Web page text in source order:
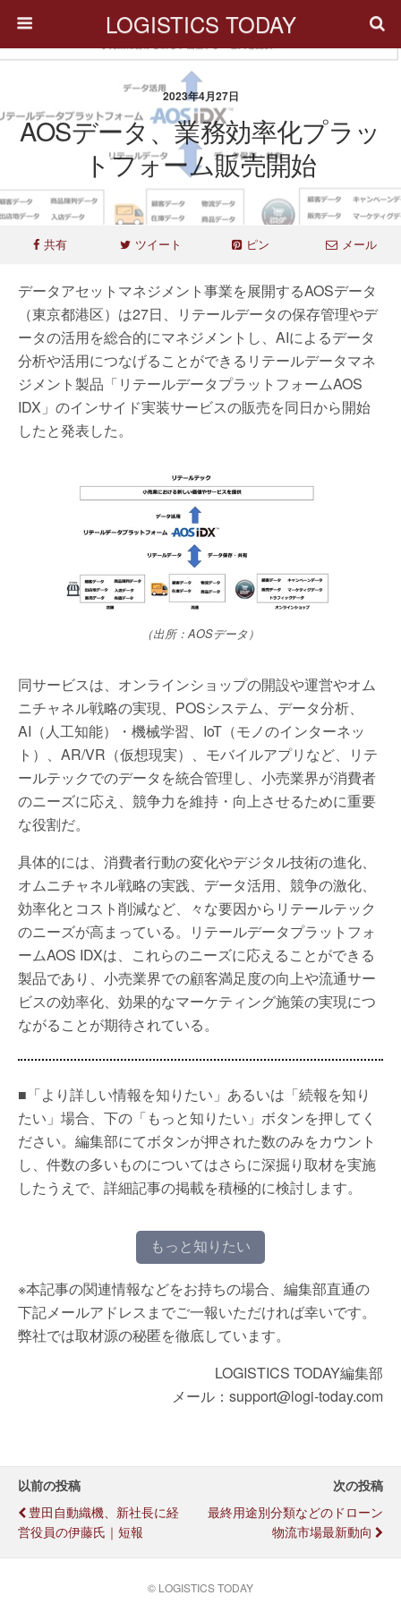
LOGISTICS TODAY
2023年4月27日
AOSデータ、業務効率化プラッ
トフォーム販売開始
共有 ツイート ピン メール
データアセットマネジメント事業を展開するAOSデータ
（東京都港区）は27日、リテールデータの保存管理やデ
ータの活用を総合的にマネジメントし、AIによるデータ
分析や活用につなげることができるリテールデータマネ
ジメント製品「リテールデータプラットフォームAOS
IDX」のインサイド実装サービスの販売を同日から開始
したと発表した。
（出所：AOSデータ）
同サービスは、オンラインショップの開設や運営やオム
ニチャネル戦略の実現、POSシステム、データ分析、
AI（人工知能）・機械学習、IoT（モノのインターネッ
ト）、AR/VR（仮想現実）、モバイルアプリなど、リテ
ールテックでのデータを統合管理し、小売業界が消費者
のニーズに応え、競争力を維持・向上させるために重要
な役割だ。
具体的には、消費者行動の変化やデジタル技術の進化、
オムニチャネル戦略の実践、データ活用、競争の激化、
効率化とコスト削減など、々な要因からリテールテック
のニーズが高まっている。リテールデータプラットフォ
ームAOS IDXは、これらのニーズに応えることができる
製品であり、小売業界での顧客満足度の向上や流通サー
ビスの効率化、効果的なマーケティング施策の実現につ
ながることが期待されている。
■「より詳しい情報を知りたい」あるいは「続報を知り
たい」場合、下の「もっと知りたい」ボタンを押してく
ださい。編集部にてボタンが押された数のみをカウント
し、件数の多いものについてはさらに深掘り取材を実施
したうえで、詳細記事の掲載を積極的に検討します。
もっと知りたい
※本記事の関連情報などをお持ちの場合、編集部直通の
下記メールアドレスまでご一報いただければ幸いです。
弊社では取材源の秘匿を徹底しています。
LOGISTICS TODAY編集部
メール：support@logi-today.com
以前の投稿
豊田自動織機、新社長に経
営役員の伊藤氏｜短報
次の投稿
最終用途別分類などのドローン
物流市場最新動向
© LOGISTICS TODAY